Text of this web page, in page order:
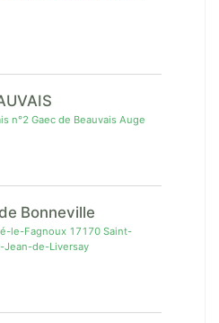
n°2 Gaec de Beauvais Auge
Bonneville
le-Fagnoux 17170 Saint-
Jean-de-Liversay